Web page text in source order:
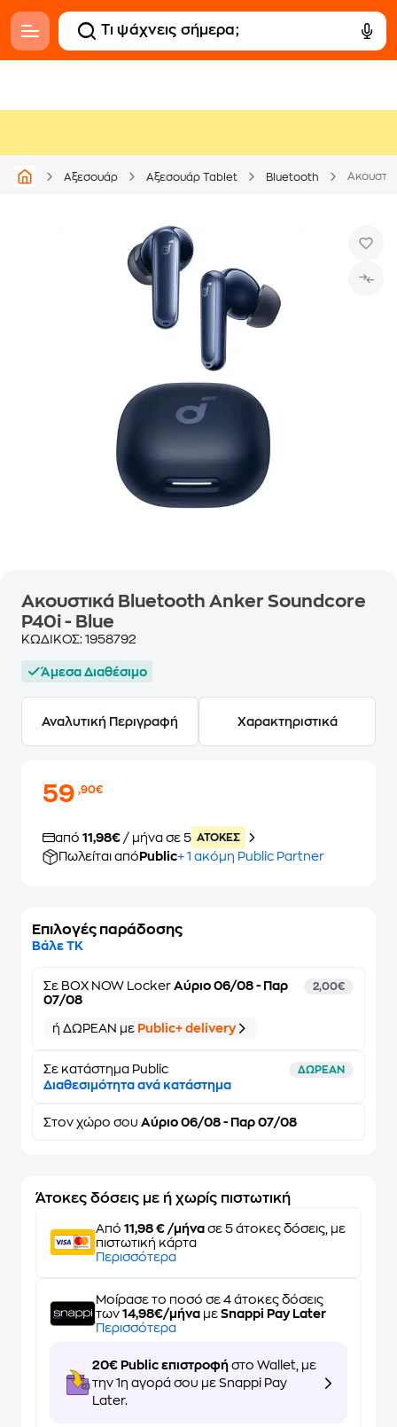
Αξεσουάρ Αξεσουάρ Tablet Bluetooth
Ακουστικά Bluetooth Anker Soundcore
P40i - Blue
ΚΩΔΙΚΟΣ: 1958792
Άμεσα Διαθέσιμο
Αναλυτική Περιγραφή Χαρακτηριστικά
59,90€
από 11,98€ / μήνα σε 5 ATOKEΣ
Πωλείται από Public+ 1 ακόμη Public Partner
Επιλογές παράδοσης
Βάλε ΤΚ
Σε BOX NOW Locker Αύριο 06/08 - Παρ
07/08
2,00€
ή ΔΩΡΕΑΝ με Public+ delivery
Σε κατάστημα Public ΔΩΡΕΑΝ
Διαθεσιμότητα ανά κατάστημα
Στον χώρο σου Αύριο 06/08 - Παρ 07/08
Άτοκες δόσεις με ή χωρίς πιστωτική
Από 11,98 € /μήνα σε 5 άτοκες δόσεις, με
πιστωτική κάρτα
Περισσότερα
Μοίρασε το ποσό σε 4 άτοκες δόσεις
των 14,98€/μήνα με Snappi Pay Later
Περισσότερα
20€ Public επιστροφή στο Wallet, με
την 1η αγορά σου με Snappi Pay
Later.